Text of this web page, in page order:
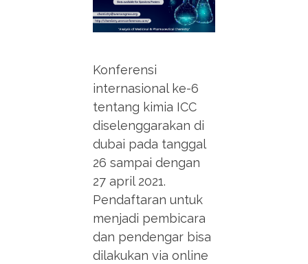
Konferensi
internasional ke-6
tentang kimia ICC
diselenggarakan di
dubai pada tanggal
26 sampai dengan
27 april 2021.
Pendaftaran untuk
menjadi pembicara
dan pendengar bisa
dilakukan via online